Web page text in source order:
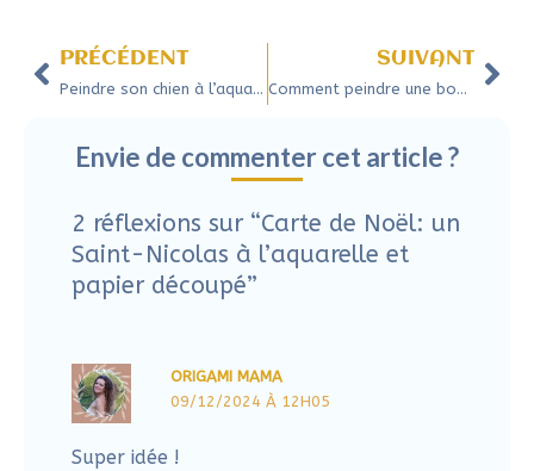
en introduction: vous aurez le secret de
l’etegami pour avoir le geste qui libère